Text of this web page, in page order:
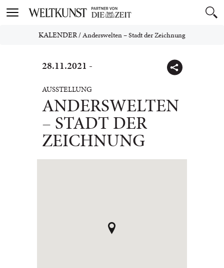
Toggle
KALENDER/Anderswelten – Stadt der Zeichnung
28.11.2021 -
AUSSTELLUNG
ANDERSWELTEN
– STADT DER
ZEICHNUNG